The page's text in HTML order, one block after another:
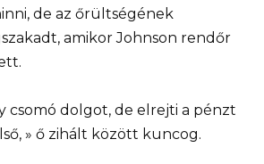
de az őrültségének
amikor Johnson rendőr
csomó dolgot, de elrejti a pénzt
» ő zihált között kuncog.